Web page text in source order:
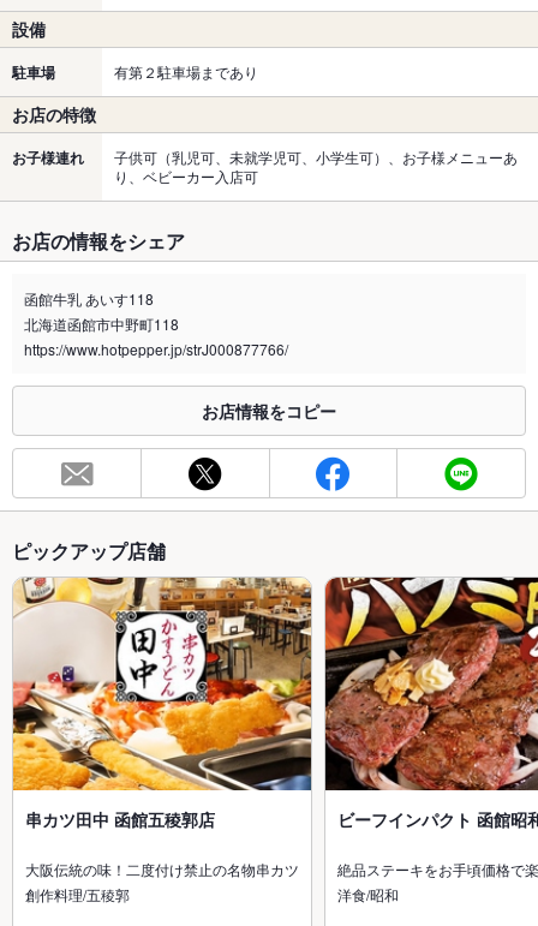
設備
駐車場 有第２駐車場まであり
お店の特徴
お子様連れ
子供可（乳児可、未就学児可、小学生可）、お子様メニューあ
り、ベビーカー入店可
お店の情報をシェア
函館牛乳 あいす118
北海道函館市中野町118
https://www.hotpepper.jp/strJ000877766/
お店情報をコピー
ピックアップ店舗
串カツ田中 函館五稜郭店
大阪伝統の味！二度付け禁止の名物串カツ
創作料理/五稜郭
ビーフインパクト 函館昭
絶品ステーキをお手頃価格で
洋食/昭和